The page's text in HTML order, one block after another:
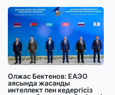
Олжас Бектенов: ЕАЭО
аясында жасанды
интеллект пен кедергісіз